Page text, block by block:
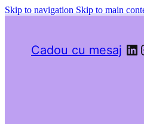
Skip to navigation Skip to main
Cadou cu mesaj